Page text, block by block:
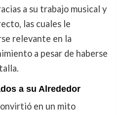
a su trabajo musical y
las cuales le
relevante en la
a pesar de haberse
a su Alrededor
en un mito